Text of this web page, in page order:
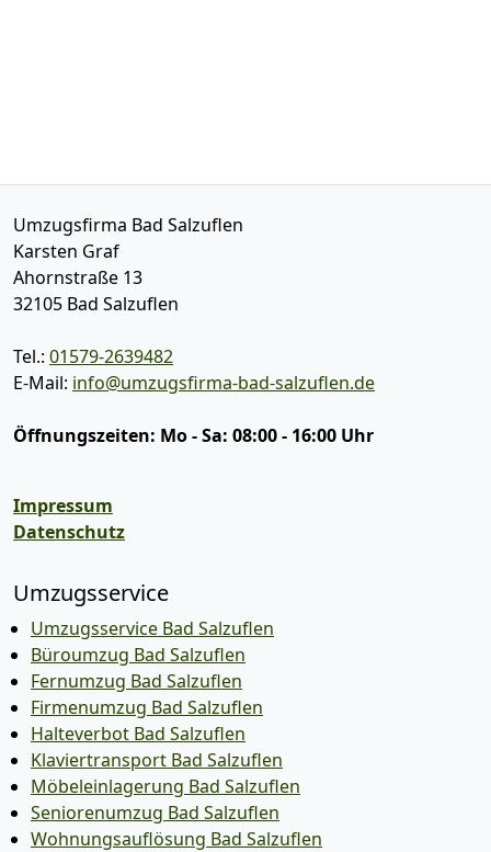
Umzugsfirma Bad Salzuflen
Karsten Graf
Ahornstraße 13
32105 Bad Salzuflen
Tel.: 01579-2639482
E-Mail: info@umzugsfirma-bad-salzuflen.de
Öffnungszeiten: Mo - Sa: 08:00 - 16:00 Uhr
Impressum
Datenschutz
Umzugsservice
Umzugsservice Bad Salzuflen
Büroumzug Bad Salzuflen
Fernumzug Bad Salzuflen
Firmenumzug Bad Salzuflen
Halteverbot Bad Salzuflen
Klaviertransport Bad Salzuflen
Möbeleinlagerung Bad Salzuflen
Seniorenumzug Bad Salzuflen
Wohnungsauflösung Bad Salzuflen